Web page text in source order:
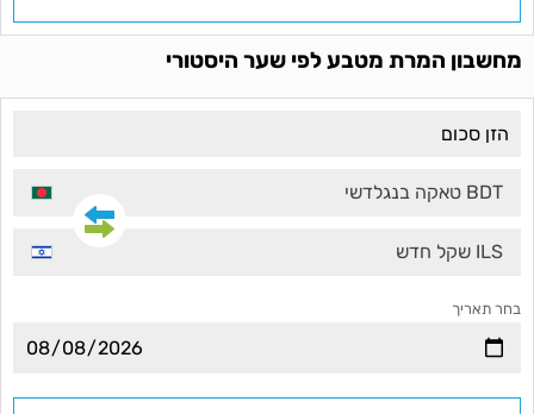
מחשבון המרת מטבע לפי שער היסטורי
BDT טאקה בנגלדשי
ILS שקל חדש
בחר תאריך